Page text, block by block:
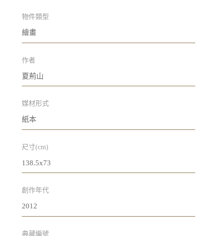
物件類型
繪畫
作者
夏荊山
媒材形式
紙本
尺寸(cm)
138.5x73
創作年代
2012
典藏編號